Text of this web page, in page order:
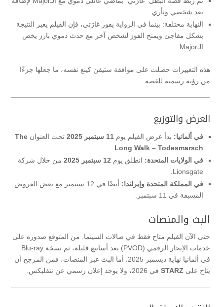
بعد شخصي وثأري.
النهاية مختلفة: بينما في الرواية يفوز غارّتي، فإن الفيلم يغير النتيجة
بشكل مفاجئ ويمنح الفوز لشخص آخر مع حدث دموي بارز يخص
الـMajor.
هذه التغييرات حصلت على موافقة ستيفن كينغ نفسه، ما جعلها جزءًا
من رؤية رسمية للقصة.
العرض والتوزيع
في ألمانيا: بدأ عرض الفيلم يوم 11 سبتمبر 2025 تحت العنوان The
Long Walk – Todesmarsch
في الولايات المتحدة: انطلق يوم 12 سبتمبر 2025
من خلال شركة
Lionsgate.
في المملكة المتحدة وإيرلندا:
أيضًا في 12 سبتمبر مع بعض العروض
المسبقة في 11 سبتمبر.
البث والمنصات
حتى الآن الفيلم متاح فقط في صالات السينما. من المتوقع صدوره على
خدمات الإيجار الرقمي (PVOD) بعد أسابيع قليلة، ثم نسخة Blu-ray
في ألمانيا نهاية ديسمبر 2025. أما البث عبر المنصات، فمن المرجح أن
يتاح على STARZ في 2026، ولا يوجد إعلان رسمي عن نتفليكس.